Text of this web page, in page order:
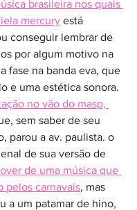
brasileira nos quais
mercury está
conseguir lembrar de
por algum motivo na
fase na banda eva, que
e uma estética sonora.
no vão do masp,
sem saber de seu
parou a av. paulista. o
de sua versão de
de uma música que
pelos carnavais, mas
a um patamar de hino,